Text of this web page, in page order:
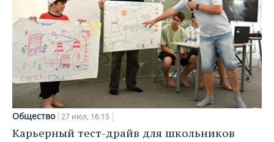
Общество 27 июл, 16:15
Карьерный тест-драйв для школьников